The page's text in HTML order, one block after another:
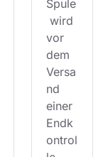
Spule
wird
vor
dem
Versa
nd
einer
Endk
ontrol